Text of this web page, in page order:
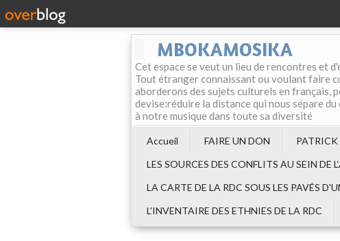
MBOKAMOSIKA
Cet espace se veut un lieu de rencontres et
Tout étranger connaissant ou voulant faire
aborderons des sujets culturels en français,
devise:réduire la distance qui nous sépare
à notre musique dans toute sa diversité
Accueil FAIRE UN DON
LES SOURCES DES CONFLITS AU SEIN DE
LA CARTE DE LA RDC SOUS LES PAVÉS
L'INVENTAIRE DES ETHNIES DE LA RDC